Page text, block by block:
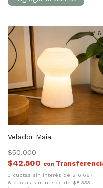
1/ 6
Velador Maia
$50.000
$42.500 con
3 cuotas sin interés de $16.667
6 cuotas sin interés de $8.333